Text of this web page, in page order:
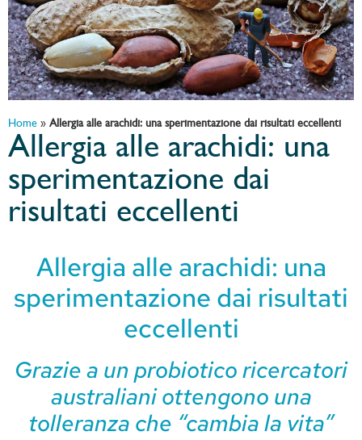
Home » Allergia alle arachidi: una sperimentazione dai risultati eccellenti
Allergia alle arachidi: una
sperimentazione dai
risultati eccellenti
Allergia alle arachidi: una
sperimentazione dai risultati
eccellenti
Grazie a un probiotico ricercatori
australiani ottengono una
tolleranza che “cambia la vita”